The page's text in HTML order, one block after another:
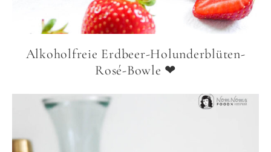
Alkoholfreie Erdbeer-Holunderblüten-
Rosé-Bowle ❤